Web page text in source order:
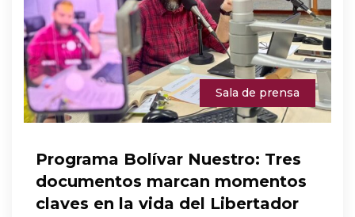
Sala de prensa
Programa Bolívar Nuestro: Tres
documentos marcan momentos
claves en la vida del Libertador